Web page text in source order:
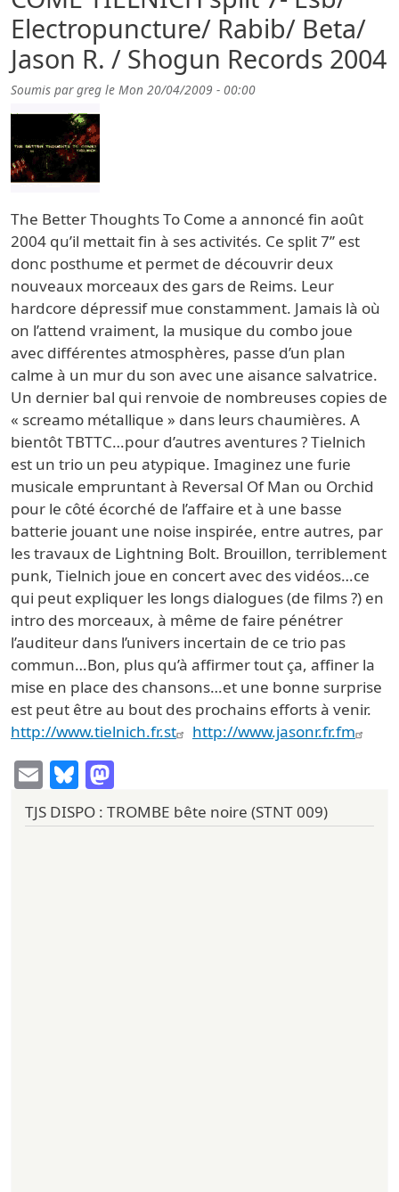
Electropuncture/ Rabib/ Beta/
Jason R. / Shogun Records 2004
Soumis pargreg le Mon 20/04/2009 - 00:00
The Better Thoughts To Come a annoncé fin août
2004 qu’il mettait fin à ses activités. Ce split 7’’ est
donc posthume et permet de découvrir deux
nouveaux morceaux des gars de Reims. Leur
hardcore dépressif mue constamment. Jamais là où
on l’attend vraiment, la musique du combo joue
avec différentes atmosphères, passe d’un plan
calme à un mur du son avec une aisance salvatrice.
Un dernier bal qui renvoie de nombreuses copies de
« screamo métallique » dans leurs chaumières. A
bientôt TBTTC…pour d’autres aventures ? Tielnich
est un trio un peu atypique. Imaginez une furie
musicale empruntant à Reversal Of Man ou Orchid
pour le côté écorché de l’affaire et à une basse
batterie jouant une noise inspirée, entre autres, par
les travaux de Lightning Bolt. Brouillon, terriblement
punk, Tielnich joue en concert avec des vidéos…ce
qui peut expliquer les longs dialogues (de films ?) en
intro des morceaux, à même de faire pénétrer
l’auditeur dans l’univers incertain de ce trio pas
commun…Bon, plus qu’à affirmer tout ça, affiner la
mise en place des chansons…et une bonne surprise
est peut être au bout des prochains efforts à venir.
http://www.tielnich.fr.st
http://www.jasonr.fr.fm
EmailBluesky
TJS DISPO : TROMBE bête noire (STNT 009)